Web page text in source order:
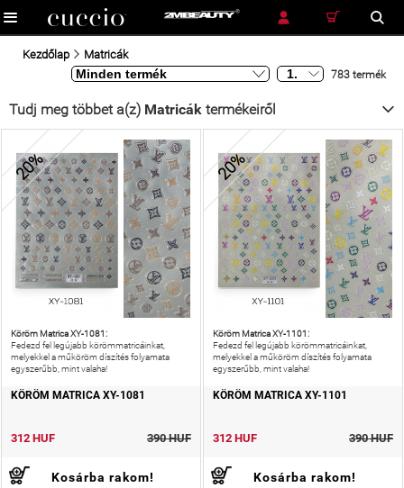
RÉSZLETES KERESÉS
Kezdőlap Matricák
783 termék
Tudj meg többet a(z) Matricák termékeiről
20%
Köröm Matrica XY-1081:
Fedezd fel legújabb körömmatricáinkat,
melyekkel a műköröm díszítés folyamata
egyszerűbb, mint valaha!
KÖRÖM MATRICA XY-1081
312 HUF 390 HUF
Kosárba rakom!
20%
Köröm Matrica XY-1101:
Fedezd fel legújabb körömmatricáinkat,
melyekkel a műköröm díszítés folyamata
egyszerűbb, mint valaha!
KÖRÖM MATRICA XY-1101
312 HUF 390 HUF
Kosárba rakom!